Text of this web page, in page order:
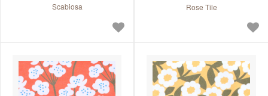
Scabiosa Rose Tile